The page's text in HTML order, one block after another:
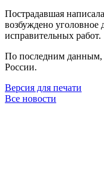
Пострадавшая
возбуждено уголовное
исправительных работ.
По последним данным,
России.
Версия для печати
Все новости